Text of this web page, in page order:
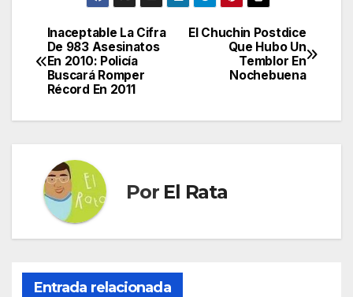
Navegación
de
El Chuchin Postdice
Que Hubo Un
Temblor En
Nochebuena
Inaceptable La Cifra
De 983 Asesinatos
En 2010: Policía
Buscará Romper
Récord En 2011
Por El Rata
Entrada relacionada